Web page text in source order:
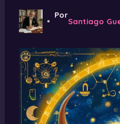
Por
Santiago